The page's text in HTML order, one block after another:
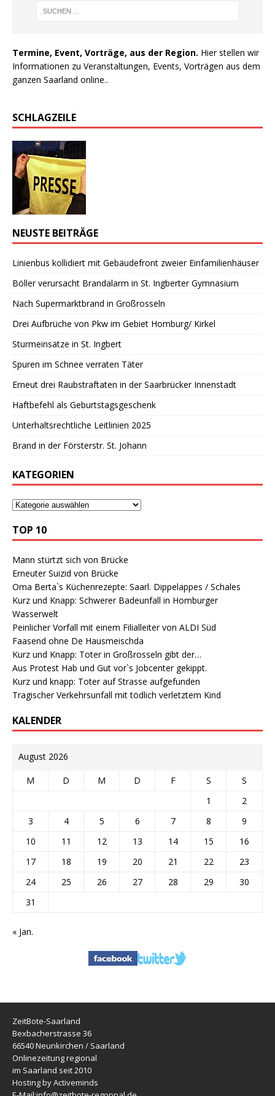
Termine, Event, Vorträge, aus der Region. Hier stellen wir
Informationen zu Veranstaltungen, Events, Vorträgen aus dem
ganzen Saarland online..
SCHLAGZEILE
NEUSTE BEITRÄGE
Linienbus kollidiert mit Gebäudefront zweier Einfamilienhäuser
Böller verursacht Brandalarm in St. Ingberter Gymnasium
Nach Supermarktbrand in Großrosseln
Drei Aufbrüche von Pkw im Gebiet Homburg/ Kirkel
Sturmeinsätze in St. Ingbert
Spuren im Schnee verraten Täter
Erneut drei Raubstraftaten in der Saarbrücker Innenstadt
Haftbefehl als Geburtstagsgeschenk
Unterhaltsrechtliche Leitlinien 2025
Brand in der Försterstr. St. Johann
KATEGORIEN
TOP 10
Mann stürtzt sich von Brücke
Erneuter Suizid von Brücke
Oma Berta`s Küchenrezepte: Saarl. Dippelappes / Schales
Kurz und Knapp: Schwerer Badeunfall in Homburger
Wasserwelt
Peinlicher Vorfall mit einem Filialleiter von ALDI Süd
Faasend ohne De Hausmeischda
Kurz und Knapp: Toter in Großrosseln gibt der…
Aus Protest Hab und Gut vor`s Jobcenter gekippt.
Kurz und knapp: Toter auf Strasse aufgefunden
Tragischer Verkehrsunfall mit tödlich verletztem Kind
KALENDER
August 2026
M D M D F S
S
1
2
3
4 5 6 7 8
9
10
11 12 13 14 15
16
17
18 19 20 21 22
23
24
25 26 27 28 29
30
31
« Jan.
ZeitBote-Saarland
Bexbacherstrasse 36
66540 Neunkirchen / Saarland
Onlinezeitung regional
im Saarland seit 2010
Hosting by Activeminds